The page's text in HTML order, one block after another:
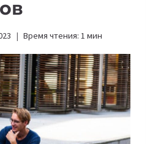
Время чтения: 1 мин